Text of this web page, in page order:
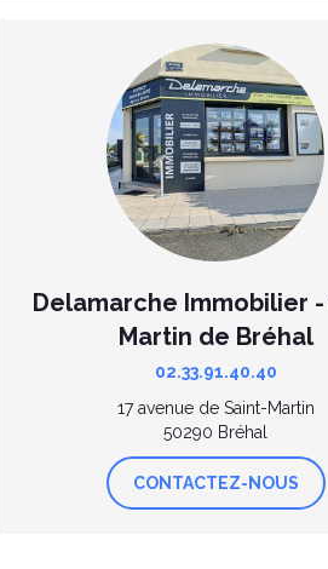
Delamarche Immobilier
Martin de Bréhal
02.33.91.40.40
17 avenue de Saint-Martin
50290 Bréhal
CONTACTEZ-NOUS